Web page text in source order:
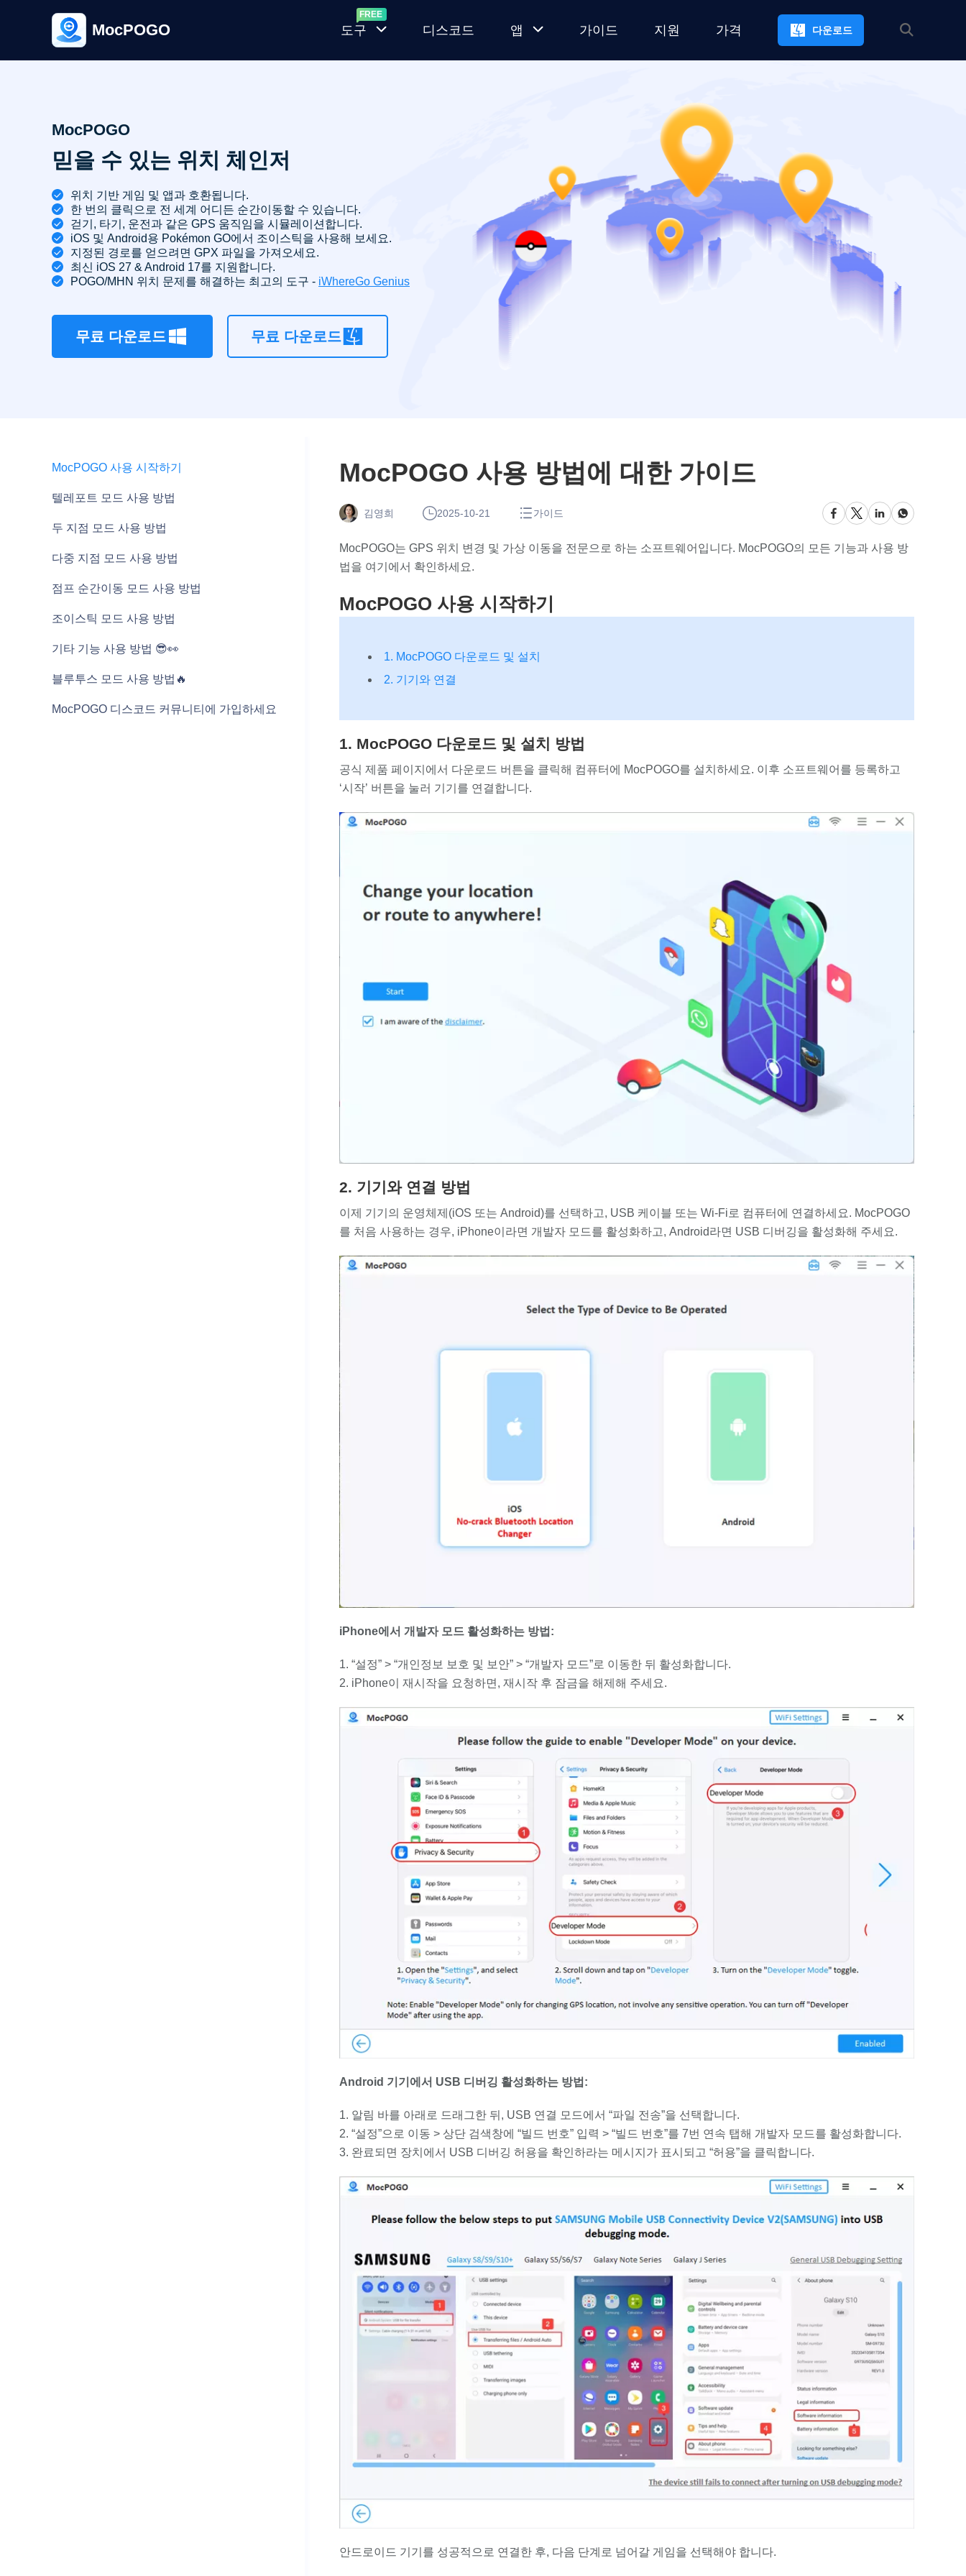
MocPOGO 도구
포
몬
IV
산
디스코드 앱
GPS 위치 변
경 앱
MocPOGO
for
Android
가이드 지원 가격 다운로드
MocPOGO
믿을 수 있는 위치 체인저
위치 기반 게임 및 앱과 호환됩니다.
한 번의 클릭으로 전 세계 어디든 순간이동할 수 있습니다.
걷기, 타기, 운전과 같은 GPS 움직임을 시뮬레이션합니다.
iOS 및 Android용 Pokémon GO에서 조이스틱을 사용해 보세요.
지정된 경로를 얻으려면 GPX 파일을 가져오세요.
최신 iOS 27 & Android 17를 지원합니다.
POGO/MHN 위치 문제를 해결하는 최고의 도구 - iWhereGo Genius
무료 다운로드 무료 다운로드
MocPOGO 사용 시작하기
텔레포트 모드 사용 방법
두 지점 모드 사용 방법
다중 지점 모드 사용 방법
점프 순간이동 모드 사용 방법
조이스틱 모드 사용 방법
기타 기능 사용 방법 😎👀
블루투스 모드 사용 방법🔥
MocPOGO 디스코드 커뮤니티에 가입하세요
MocPOGO 사용 방법에 대한 가이드
김영희 2025-10-21 가이드
MocPOGO는 GPS 위치 변경 및 가상 이동을 전문으로 하는 소프트웨어입니다. MocPOGO의 모든 기능과 사용 방
법을 여기에서 확인하세요.
MocPOGO 사용 시작하기
1. MocPOGO 다운로드 및 설치
2. 기기와 연결
1. MocPOGO 다운로드 및 설치 방법
공식 제품 페이지에서 다운로드 버튼을 클릭해 컴퓨터에 MocPOGO를 설치하세요. 이후 소프트웨어를 등록하고
‘시작’ 버튼을 눌러 기기를 연결합니다.
2. 기기와 연결 방법
이제 기기의 운영체제(iOS 또는 Android)를 선택하고, USB 케이블 또는 Wi-Fi로 컴퓨터에 연결하세요. MocPOGO
를 처음 사용하는 경우, iPhone이라면 개발자 모드를 활성화하고, Android라면 USB 디버깅을 활성화해 주세요.
iPhone에서 개발자 모드 활성화하는 방법:
“설정” > “개인정보 보호 및 보안” > “개발자 모드”로 이동한 뒤 활성화합니다.
iPhone이 재시작을 요청하면, 재시작 후 잠금을 해제해 주세요.
Android 기기에서 USB 디버깅 활성화하는 방법:
알림 바를 아래로 드래그한 뒤, USB 연결 모드에서 “파일 전송”을 선택합니다.
“설정”으로 이동 > 상단 검색창에 “빌드 번호” 입력 > “빌드 번호”를 7번 연속 탭해 개발자 모드를 활성화합니다.
완료되면 장치에서 USB 디버깅 허용을 확인하라는 메시지가 표시되고 “허용”을 클릭합니다.
안드로이드 기기를 성공적으로 연결한 후, 다음 단계로 넘어갈 게임을 선택해야 합니다.